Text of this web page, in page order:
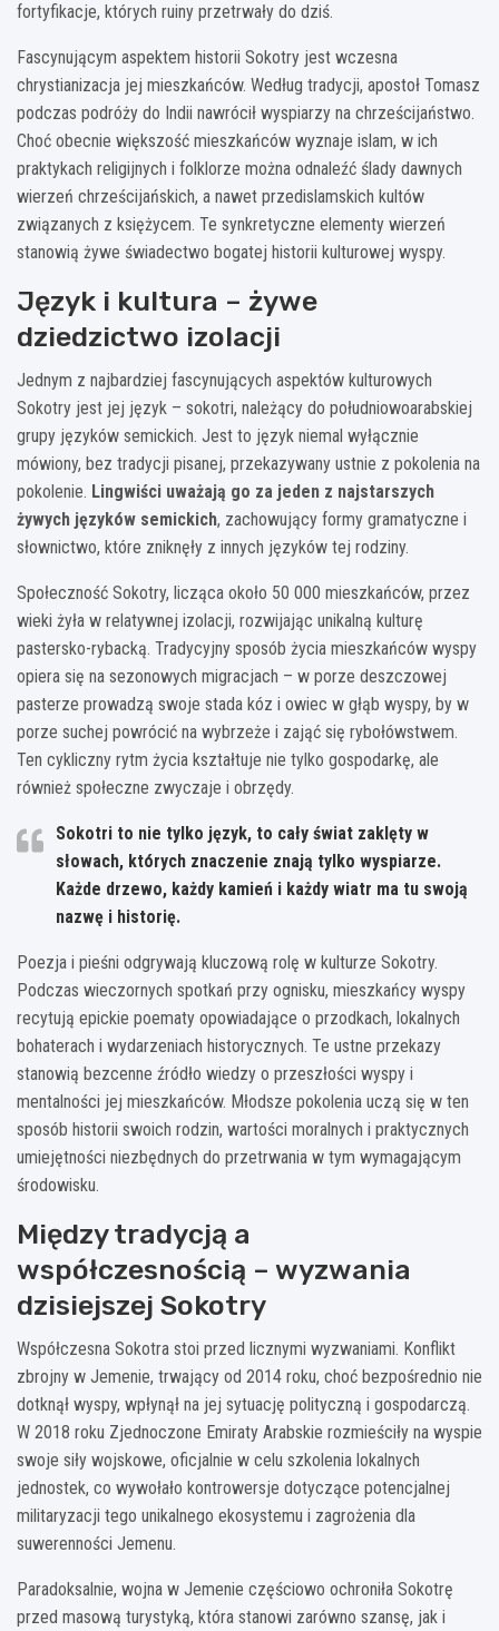
fortyfikacje, których ruiny przetrwały do dziś.
Fascynującym aspektem historii Sokotry jest wczesna
chrystianizacja jej mieszkańców. Według tradycji, apostoł Tomasz
podczas podróży do Indii nawrócił wyspiarzy na chrześcijaństwo.
Choć obecnie większość mieszkańców wyznaje islam, w ich
praktykach religijnych i folklorze można odnaleźć ślady dawnych
wierzeń chrześcijańskich, a nawet przedislamskich kultów
związanych z księżycem. Te synkretyczne elementy wierzeń
stanowią żywe świadectwo bogatej historii kulturowej wyspy.
Język i kultura – żywe
dziedzictwo izolacji
Jednym z najbardziej fascynujących aspektów kulturowych
Sokotry jest jej język – sokotri, należący do południowoarabskiej
grupy języków semickich. Jest to język niemal wyłącznie
mówiony, bez tradycji pisanej, przekazywany ustnie z pokolenia na
pokolenie. Lingwiści uważają go za jeden z najstarszych
żywych języków semickich, zachowujący formy gramatyczne i
słownictwo, które zniknęły z innych języków tej rodziny.
Społeczność Sokotry, licząca około 50 000 mieszkańców, przez
wieki żyła w relatywnej izolacji, rozwijając unikalną kulturę
pastersko-rybacką. Tradycyjny sposób życia mieszkańców wyspy
opiera się na sezonowych migracjach – w porze deszczowej
pasterze prowadzą swoje stada kóz i owiec w głąb wyspy, by w
porze suchej powrócić na wybrzeże i zająć się rybołówstwem.
Ten cykliczny rytm życia kształtuje nie tylko gospodarkę, ale
również społeczne zwyczaje i obrzędy.
Sokotri to nie tylko język, to cały świat zaklęty w
słowach, których znaczenie znają tylko wyspiarze.
Każde drzewo, każdy kamień i każdy wiatr ma tu swoją
nazwę i historię.
Poezja i pieśni odgrywają kluczową rolę w kulturze Sokotry.
Podczas wieczornych spotkań przy ognisku, mieszkańcy wyspy
recytują epickie poematy opowiadające o przodkach, lokalnych
bohaterach i wydarzeniach historycznych. Te ustne przekazy
stanowią bezcenne źródło wiedzy o przeszłości wyspy i
mentalności jej mieszkańców. Młodsze pokolenia uczą się w ten
sposób historii swoich rodzin, wartości moralnych i praktycznych
umiejętności niezbędnych do przetrwania w tym wymagającym
środowisku.
Między tradycją a
współczesnością – wyzwania
dzisiejszej Sokotry
Współczesna Sokotra stoi przed licznymi wyzwaniami. Konflikt
zbrojny w Jemenie, trwający od 2014 roku, choć bezpośrednio nie
dotknął wyspy, wpłynął na jej sytuację polityczną i gospodarczą.
W 2018 roku Zjednoczone Emiraty Arabskie rozmieściły na wyspie
swoje siły wojskowe, oficjalnie w celu szkolenia lokalnych
jednostek, co wywołało kontrowersje dotyczące potencjalnej
militaryzacji tego unikalnego ekosystemu i zagrożenia dla
suwerenności Jemenu.
Paradoksalnie, wojna w Jemenie częściowo ochroniła Sokotrę
przed masową turystyką, która stanowi zarówno szansę, jak i